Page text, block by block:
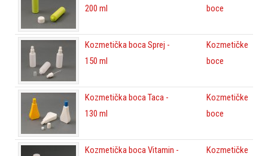
200 ml
boce
Kozmetička boca Sprej -
150 ml
Kozmetičke
boce
Kozmetička boca Taca -
130 ml
Kozmetičke
boce
Kozmetička boca Vitamin -
Kozmetičke